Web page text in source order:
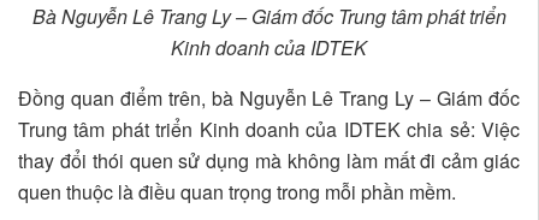
Bà Nguyễn Lê Trang Ly – Giám đốc Trung tâm phát triển
Kinh doanh của IDTEK
Đồng quan điểm trên, bà Nguyễn Lê Trang Ly – Giám đốc
Trung tâm phát triển Kinh doanh của IDTEK chia sẻ: Việc
thay đổi thói quen sử dụng mà không làm mất đi cảm giác
quen thuộc là điều quan trọng trong mỗi phần mềm.